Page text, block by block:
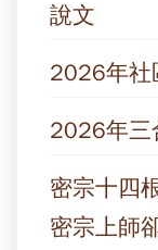
說文
2026年社
2026年三
密宗十四
密宗上師